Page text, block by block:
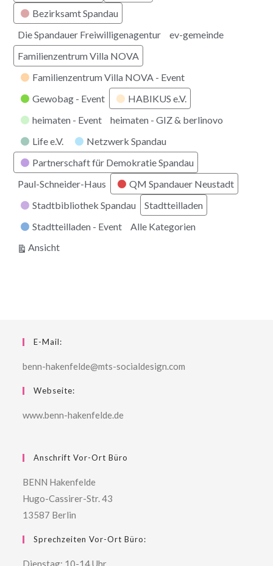
Bezirksamt Spandau
Die Spandauer Freiwilligenagentur
ev-gemeinde
Familienzentrum Villa NOVA
Familienzentrum Villa NOVA - Event
Gewobag - Event
HABIKUS e.V.
heimaten - Event
heimaten - GIZ & berlinovo
Life e.V.
Netzwerk Spandau
Partnerschaft für Demokratie Spandau
Paul-Schneider-Haus
QM Spandauer Neustadt
Stadtbibliothek Spandau
Stadtteilladen
Stadtteilladen - Event
Alle Kategorien
Ansichtausdrucken
E-Mail:
benn-hakenfelde@mts-socialdesign.com
Webseite:
www.benn-hakenfelde.de
Anschrift Vor-Ort Büro
BENN Hakenfelde
Hugo-Cassirer-Str. 43
13587 Berlin
Sprechzeiten Vor-Ort Büro:
Dienstag: 10-14 Uhr